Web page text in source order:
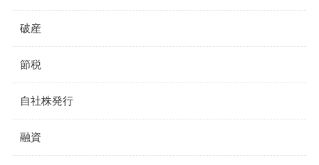
破産
節税
自社株発行
融資